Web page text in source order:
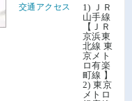
交通アクセス
1) ＪＲ
山手線
【ＪＲ
京浜東
北線 東
京メト
ロ有楽
町線 】
2) 東京
メトロ